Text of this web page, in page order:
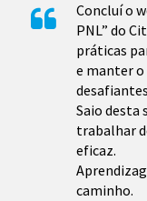
Concluí o
PNL” do
práticas
e manter o
Saio desta
trabalhar
eficaz.
caminho.